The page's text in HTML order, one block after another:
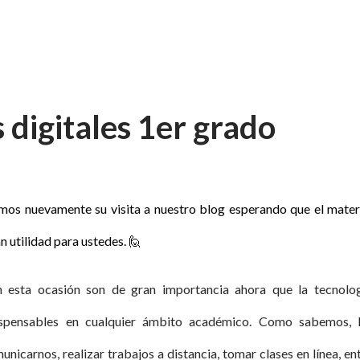
1er grado
utilidad para ustedes. 🙋
esta ocasión son de gran importancia ahora que la
en cualquier ámbito académico. Como sabemos,
realizar trabajos a distancia, tomar clases en línea,